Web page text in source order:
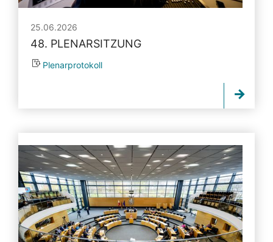
25.06.2026
48. PLENARSITZUNG
Plenarprotokoll